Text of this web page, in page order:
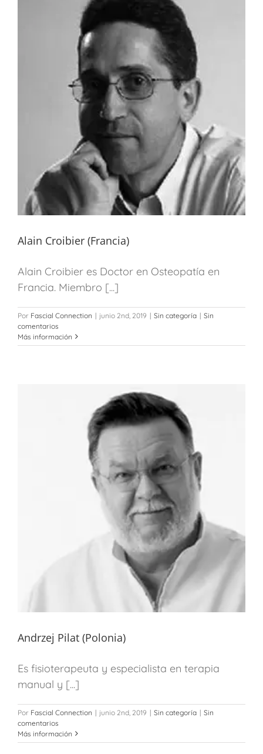
Alain Croibier (Francia)
Alain Croibier es Doctor en Osteopatía en
Francia. Miembro [...]
Por Fascial Connection | junio 2nd, 2019 | Sin categoría | Sin
comentarios
Más información
Andrzej Pilat (Polonia)
Es fisioterapeuta y especialista en terapia
manual y [...]
Por Fascial Connection | junio 2nd, 2019 | Sin categoría | Sin
comentarios
Más información